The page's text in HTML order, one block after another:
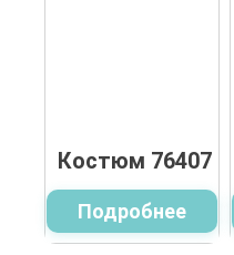
Костюм 76407
Подробнее